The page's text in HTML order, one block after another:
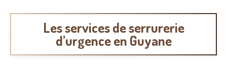
Les services de serrurerie
d’urgence en Guyane